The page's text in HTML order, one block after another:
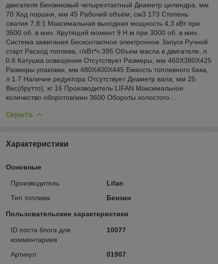
двигателя Бензиновый четырехтактный Диаметр цилиндра, мм
70 Ход поршня, мм 45 Рабочий объём, см3 173 Степень
сжатия 7.8:1 Максимальная выходная мощность 4,3 кВт при
3600 об. в мин. Крутящий момент 9 Н.м при 3000 об. в мин.
Система зажигания Бесконтактное электронное Запуск Ручной
старт Расход топлива, г/кВт*ч 395 Объем масла в двигателе, л
0.6 Катушка освещения Отсутствует Размеры, мм 460Х380Х425
Размеры упаковки, мм 480Х400Х445 Емкость топливного бака,
л 1.7 Наличие редуктора Отсутствует Диаметр вала, мм 25
Вес(брутто), кг 16 Производитель LIFAN Максимальное
количество оборотов/мин 3600 Обороты холостого...
Скрыть
Характеристики
Основные
Производитель
Lifan
Тип топлива
Бензин
Пользовательские характеристики
ID поста блога для
комментариев
10077
Артикул 01907